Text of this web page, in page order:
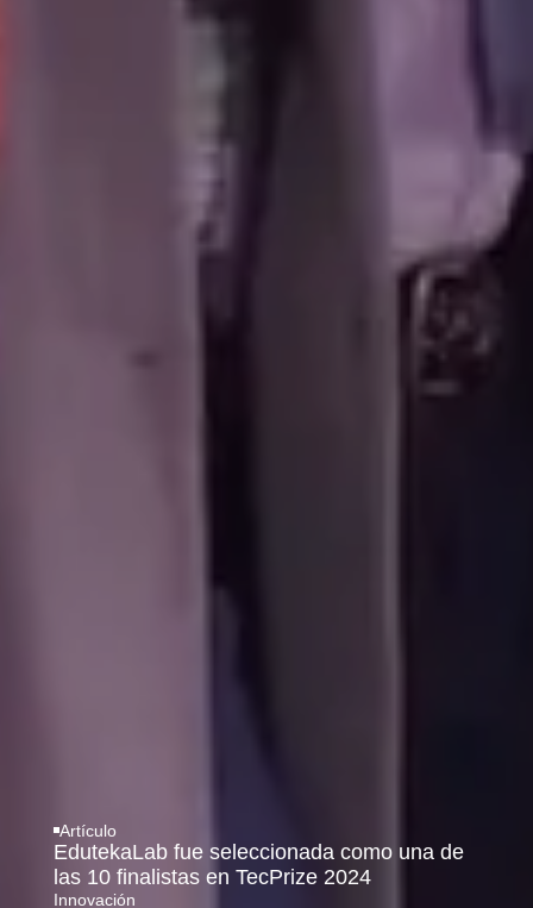
Artículo
EdutekaLab fue seleccionada como una de
las 10 finalistas en TecPrize 2024
Innovación